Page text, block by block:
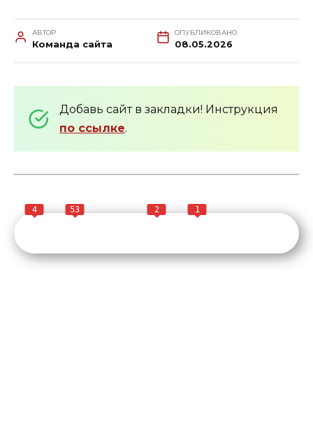
АВТОР
Команда сайта
ОПУБЛИКОВАНО
08.05.2026
Добавь сайт в закладки! Инструкция
по ссылке.
4 53 2 1